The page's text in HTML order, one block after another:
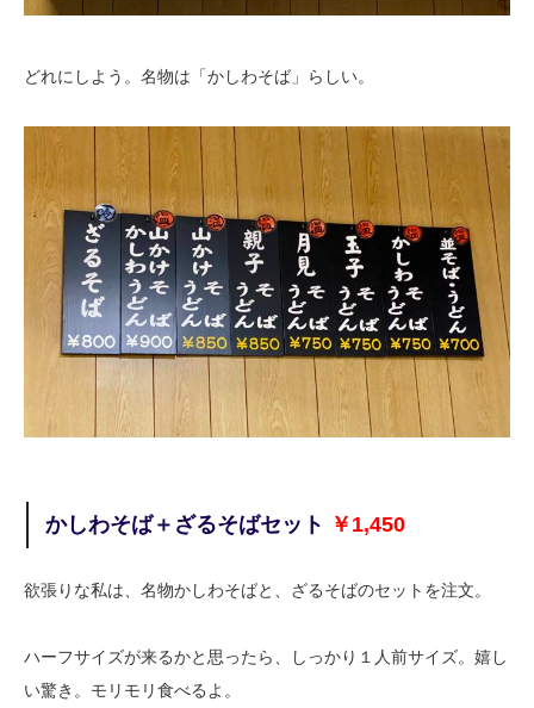
どれにしよう。名物は「かしわそば」らしい。
かしわそば＋ざるそばセット ￥1,450
欲張りな私は、名物かしわそばと、ざるそばのセットを注文。
ハーフサイズが来るかと思ったら、しっかり１人前サイズ。嬉し
い驚き。モリモリ食べるよ。